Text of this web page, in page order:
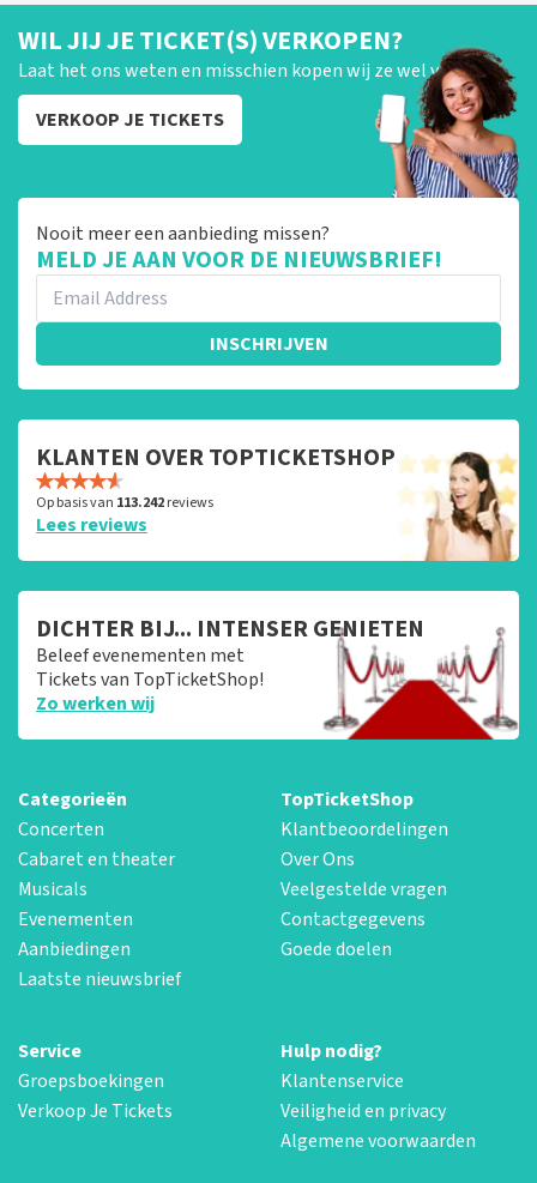
WIL JIJ JE TICKET(S) VERKOPEN?
Laat het ons weten en misschien kopen wij ze wel van je!
VERKOOP JE TICKETS
Nooit meer een aanbieding missen?
MELD JE AAN VOOR DE NIEUWSBRIEF!
INSCHRIJVEN
KLANTEN OVER TOPTICKETSHOP
Op basis van 113.242reviews
Lees reviews
DICHTER BIJ... INTENSER GENIETEN
Beleef evenementen met
Tickets van TopTicketShop!
Zo werken wij
Categorieën
Concerten
Cabaret en theater
Musicals
Evenementen
Aanbiedingen
Laatste nieuwsbrief
TopTicketShop
Klantbeoordelingen
Over Ons
Veelgestelde vragen
Contactgegevens
Goede doelen
Service
Groepsboekingen
Verkoop Je Tickets
Hulp nodig?
Klantenservice
Veiligheid en privacy
Algemene voorwaarden